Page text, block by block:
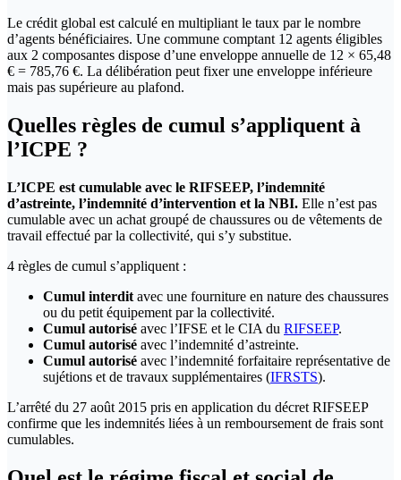
Le crédit global est calculé en multipliant le taux par le nombre
d’agents bénéficiaires. Une commune comptant 12 agents éligibles
aux 2 composantes dispose d’une enveloppe annuelle de 12 × 65,48
€ = 785,76 €. La délibération peut fixer une enveloppe inférieure
mais pas supérieure au plafond.
Quelles règles de cumul s’appliquent à
l’ICPE ?
L’ICPE est cumulable avec le RIFSEEP, l’indemnité
d’astreinte, l’indemnité d’intervention et la NBI. Elle n’est pas
cumulable avec un achat groupé de chaussures ou de vêtements de
travail effectué par la collectivité, qui s’y substitue.
4 règles de cumul s’appliquent :
Cumul interdit avec une fourniture en nature des chaussures
ou du petit équipement par la collectivité.
Cumul autorisé avec l’IFSE et le CIA du RIFSEEP.
Cumul autorisé avec l’indemnité d’astreinte.
Cumul autorisé avec l’indemnité forfaitaire représentative de
sujétions et de travaux supplémentaires (IFRSTS).
L’arrêté du 27 août 2015 pris en application du décret RIFSEEP
confirme que les indemnités liées à un remboursement de frais sont
cumulables.